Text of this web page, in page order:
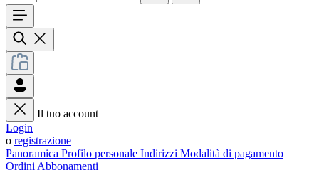
Il tuo account
Login
o registrazione
Panoramica Profilo personale Indirizzi Modalità di pagamento
Ordini Abbonamenti